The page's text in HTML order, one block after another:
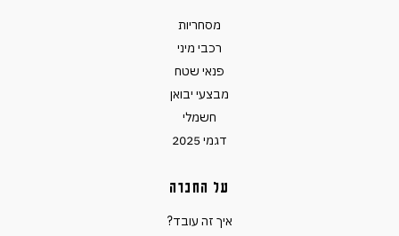
מסחריות
רכבי מיני
פנאי שטח
מבצעי יבואן
חשמלי
דגמי 2025
על החברה
איך זה עובד?